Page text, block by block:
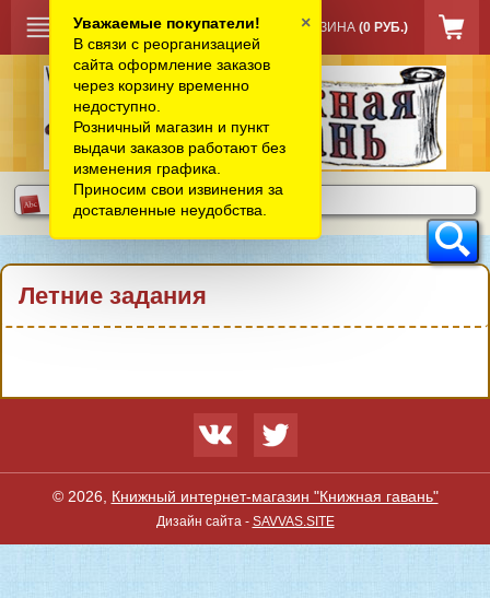
КОРЗИНА (0 РУБ.)
Летние задания
© 2026, Книжный интернет-магазин "Книжная гавань"
Дизайн сайта - SAVVAS.SITE
Уважаемые покупатели!
В связи с реорганизацией
сайта оформление заказов
через корзину временно
недоступно.
Розничный магазин и пункт
выдачи заказов работают без
изменения графика.
Приносим свои извинения за
доставленные неудобства.
×